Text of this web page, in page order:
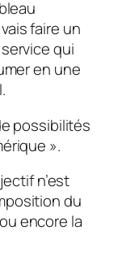
faire un
qui
en une
possibilités
».
n’est
du
encore la